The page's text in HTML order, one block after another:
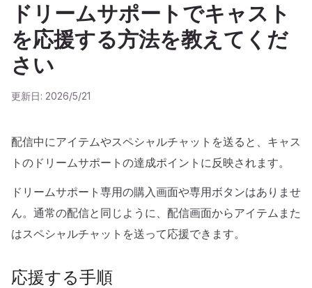
ドリームサポートでキャスト
を応援する方法を教えてくだ
さい
更新日: 2026/5/21
配信中にアイテムやスペシャルチャットを送ると、キャス
トのドリームサポートの達成ポイントに反映されます。
ドリームサポート専用の購入画面や専用ボタンはありませ
ん。通常の配信と同じように、配信画面からアイテムまた
はスペシャルチャットを送って応援できます。
応援する手順